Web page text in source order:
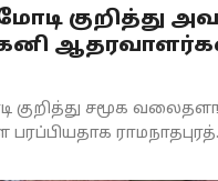
குறித்து
குறித்து சமூக